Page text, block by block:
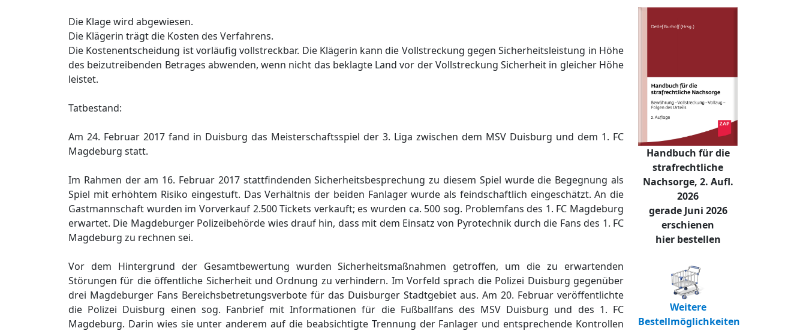
Die Klage wird abgewiesen.
Die Klägerin trägt die Kosten des Verfahrens.
Die Kostenentscheidung ist vorläufig vollstreckbar. Die Klägerin kann die Vollstreckung gegen Sicherheitsleistung in Höhe
des beizutreibenden Betrages abwenden, wenn nicht das beklagte Land vor der Vollstreckung Sicherheit in gleicher Höhe
leistet.
Tatbestand:
Am 24. Februar 2017 fand in Duisburg das Meisterschaftsspiel der 3. Liga zwischen dem MSV Duisburg und dem 1. FC
Magdeburg statt.
Im Rahmen der am 16. Februar 2017 stattfindenden Sicherheitsbesprechung zu diesem Spiel wurde die Begegnung als
Spiel mit erhöhtem Risiko eingestuft. Das Verhältnis der beiden Fanlager wurde als feindschaftlich eingeschätzt. An die
Gastmannschaft wurden im Vorverkauf 2.500 Tickets verkauft; es wurden ca. 500 sog. Problemfans des 1. FC Magdeburg
erwartet. Die Magdeburger Polizeibehörde wies drauf hin, dass mit dem Einsatz von Pyrotechnik durch die Fans des 1. FC
Magdeburg zu rechnen sei.
Vor dem Hintergrund der Gesamtbewertung wurden Sicherheitsmaßnahmen getroffen, um die zu erwartenden
Störungen für die öffentliche Sicherheit und Ordnung zu verhindern. Im Vorfeld sprach die Polizei Duisburg gegenüber
drei Magdeburger Fans Bereichsbetretungsverbote für das Duisburger Stadtgebiet aus. Am 20. Februar veröffentlichte
die Polizei Duisburg einen sog. Fanbrief mit Informationen für die Fußballfans des MSV Duisburg und des 1. FC
Magdeburg. Darin wies sie unter anderem auf die beabsichtigte Trennung der Fanlager und entsprechende Kontrollen
Handbuch für die
strafrechtliche
Nachsorge, 2. Aufl.
2026
gerade Juni 2026
erschienen
hier bestellen
Weitere
Bestellmöglichkeiten